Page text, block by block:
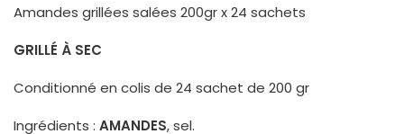
Amandes grillées salées 200gr x 24 sachets
GRILLÉ À SEC
Conditionné en colis de 24 sachet de 200 gr
Ingrédients : AMANDES, sel.